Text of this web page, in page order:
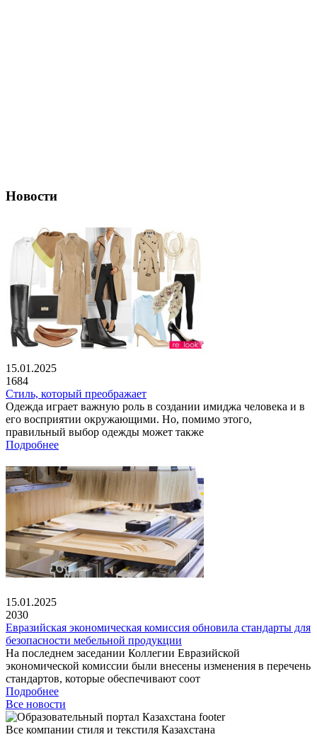
Новости
15.01.2025
1684
Стиль, который преображает
Одежда играет важную роль в создании имиджа человека и в
его восприятии окружающими. Но, помимо этого,
правильный выбор одежды может также
Подробнее
15.01.2025
2030
Евразийская экономическая комиссия обновила стандарты для
безопасности мебельной продукции
На последнем заседании Коллегии Евразийской
экономической комиссии были внесены изменения в перечень
стандартов, которые обеспечивают соот
Подробнее
Все новости
Все компании стиля и текстиля Казахстана